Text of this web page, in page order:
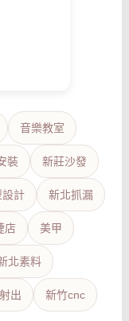
音樂教室
裝 新莊沙發
設計 新北抓漏
店 美甲
北素料
出 新竹cnc